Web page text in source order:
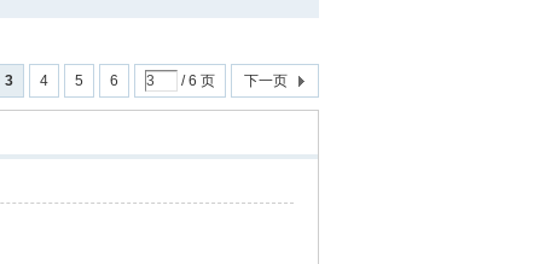
3 4 5 6 / 6 页 下一页